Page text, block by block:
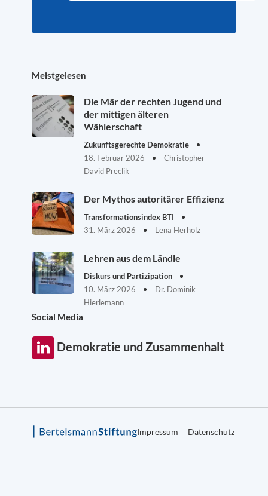
Meistgelesen
Die Mär der rechten Jugend und
der mittigen älteren
Wählerschaft
Zukunftsgerechte Demokratie
18. Februar 2026
Christopher-
David Preclik
Der Mythos autoritärer Effizienz
Transformationsindex BTI
31. März 2026
Lena Herholz
Lehren aus dem Ländle
Diskurs und Partizipation
10. März 2026
Dr. Dominik
Hierlemann
Social Media
Demokratie und Zusammenhalt
Impressum Datenschutz